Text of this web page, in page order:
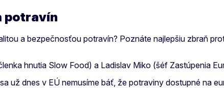
potravín
a bezpečnosťou potravín? Poznáte najlepšiu zbraň
hnutia Slow Food) a Ladislav Miko (šéf Zastúpenia
už dnes v EÚ nemusíme báť, že potraviny dostupné na